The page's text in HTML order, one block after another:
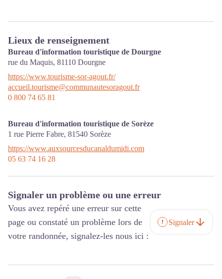
Lieux de renseignement
Bureau d'information touristique de Dourgne
rue du Maquis, 81110 Dourgne
https://www.tourisme-sor-agout.fr/
accueil.tourisme@communautesoragout.fr
0 800 74 65 81
Bureau d'information touristique de Sorèze
1 rue Pierre Fabre, 81540 Sorèze
https://www.auxsourcesducanaldumidi.com
05 63 74 16 28
Signaler un problème ou une erreur
Vous avez repéré une erreur sur cette
page ou constaté un problème lors de
votre randonnée, signalez-les nous ici :
Signaler